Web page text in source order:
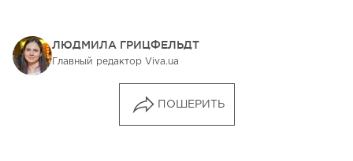
ЛЮДМИЛА ГРИЦФЕЛЬДТ
Главный редактор Viva.ua
ПОШЕРИТЬ